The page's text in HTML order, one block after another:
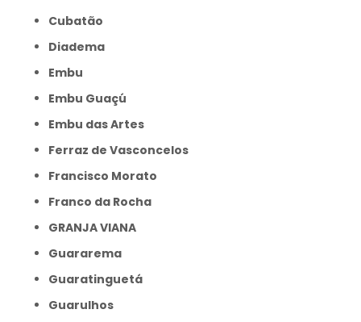
Cubatão
Diadema
Embu
Embu Guaçú
Embu das Artes
Ferraz de Vasconcelos
Francisco Morato
Franco da Rocha
GRANJA VIANA
Guararema
Guaratinguetá
Guarulhos